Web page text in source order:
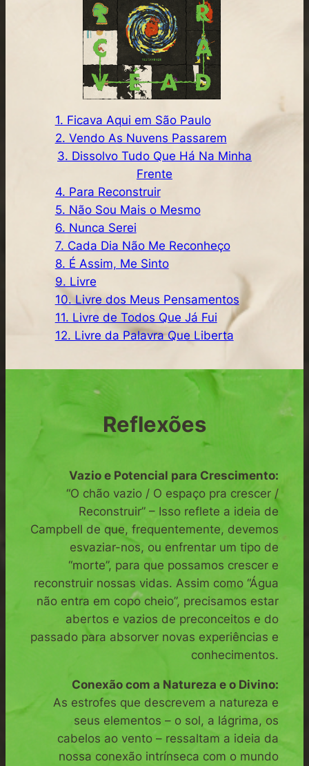
1. Ficava Aqui em São Paulo
2. Vendo As Nuvens Passarem
3. Dissolvo Tudo Que Há Na Minha
Frente
4. Para Reconstruir
5. Não Sou Mais o Mesmo
6. Nunca Serei
7. Cada Dia Não Me Reconheço
8. É Assim, Me Sinto
9. Livre
10. Livre dos Meus Pensamentos
11. Livre de Todos Que Já Fui
12. Livre da Palavra Que Liberta
Reflexões
Vazio e Potencial para Crescimento:
“O chão vazio / O espaço pra crescer /
Reconstruir” – Isso reflete a ideia de
Campbell de que, frequentemente, devemos
esvaziar-nos, ou enfrentar um tipo de
“morte”, para que possamos crescer e
reconstruir nossas vidas. Assim como “Água
não entra em copo cheio”, precisamos estar
abertos e vazios de preconceitos e do
passado para absorver novas experiências e
conhecimentos.
Conexão com a Natureza e o Divino:
As estrofes que descrevem a natureza e
seus elementos – o sol, a lágrima, os
cabelos ao vento – ressaltam a ideia da
nossa conexão intrínseca com o mundo